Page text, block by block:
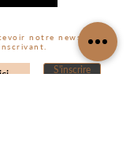
notre newsletter
S'inscrire